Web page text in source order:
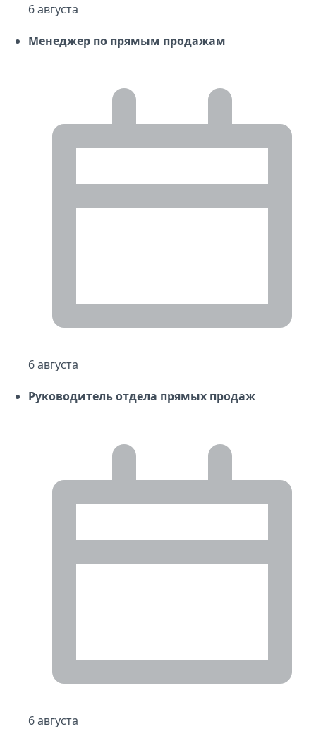
6 августа
Менеджер по прямым продажам
6 августа
Руководитель отдела прямых продаж
6 августа